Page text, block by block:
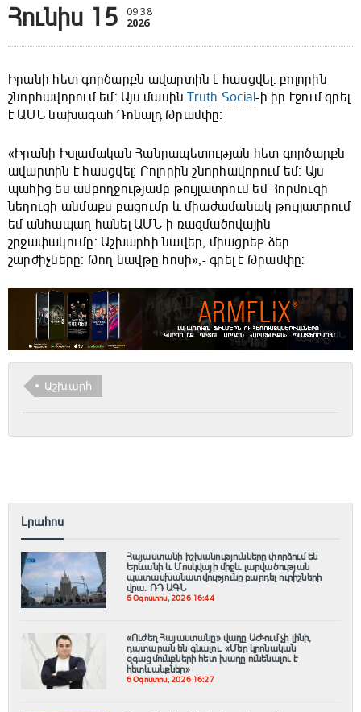
Հունիս 15 09:38
2026
Իրանի հետ գործարքն ավարտին է հասցվել. բոլորին
շնորհավորում եմ: Այս մասինTruth Social-ի իր էջում գրել
է ԱՄՆ նախագահ Դոնալդ Թրամփը:
«Իրանի Իսլամական Հանրապետության հետ գործարքն
ավարտին է հասցվել։ Բոլորին շնորհավորում եմ։ Այս
պահից ես ամբողջությամբ թույլատրում եմ Հորմուզի
նեղուցի անմաքս բացումը և միաժամանակ թույլատրում
եմ անհապաղ հանել ԱՄՆ-ի ռազմածովային
շրջափակումը։ Աշխարհի նավեր, միացրեք ձեր
շարժիչները։ Թող նավթը հոսի»,- գրել է Թրամփը:
Աշխարհ
Լրահոս
Հայաստանի իշխանությունները փորձում են
Երևանի և Մոսկվայի միջև լարվածության
պատասխանատվությունը բարդել ուրիշների
վրա. ՌԴ ԱԳՆ
6 Օգոստոս, 2026 16:44
«Ուժեղ Հայաստանը» վաղը ԱԺ-ում չի լինի,
դատարան են գնալու. «Մեր կրոնական
զգացմունքների հետ խաղը ունենալու է
հետևանքներ»
6 Օգոստոս, 2026 16:27